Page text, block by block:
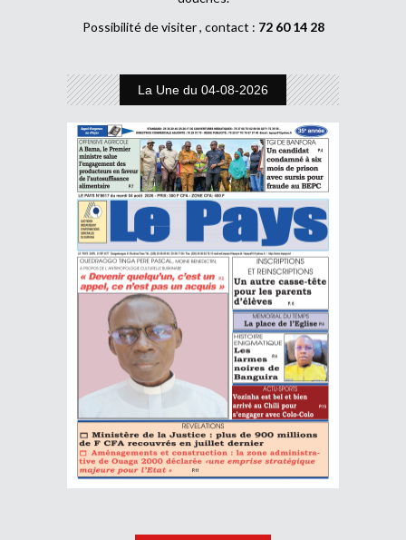
Possibilité de visiter , contact : 72 60 14 28
La Une du 04-08-2026